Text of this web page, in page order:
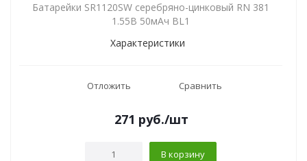
Батарейки SR1120SW серебряно-цинковый RN 381
1.55В 50мАч BL1
Характеристики
Отложить Сравнить
271 руб./шт
В корзину